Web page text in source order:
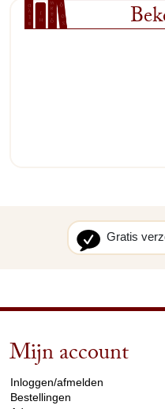
Gratis
Mijn account
Inloggen/afmelden
Bestellingen